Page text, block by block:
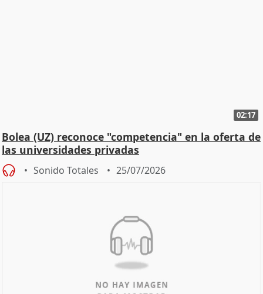
02:17
Bolea (UZ) reconoce "competencia" en la oferta de
las universidades privadas
Sonido Totales 25/07/2026